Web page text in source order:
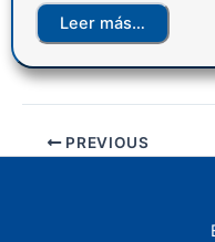
Leer más…
PREVIOUS